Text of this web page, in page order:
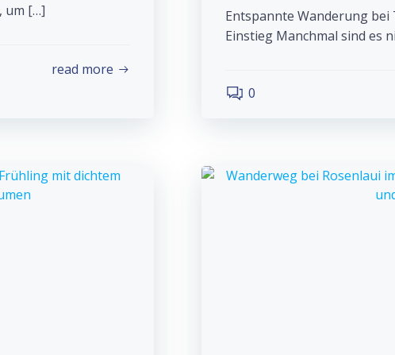
um […]
read more
Entspannte Wanderung
Einstieg Manchmal sind es
0